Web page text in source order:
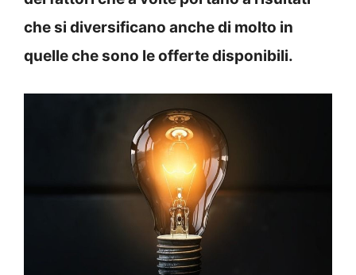
che si diversificano anche di molto in
quelle che sono le offerte disponibili.